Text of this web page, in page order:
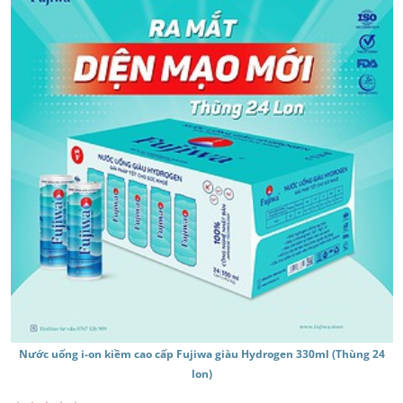
Nước uống i-on kiềm cao cấp Fujiwa giàu Hydrogen 330ml (Thùng 24
lon)